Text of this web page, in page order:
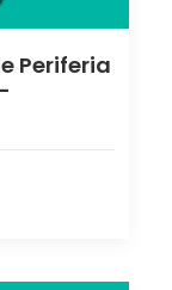
Periferia